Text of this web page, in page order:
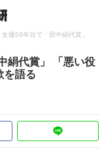
優56年目で「田中絹代賞」
絹代賞」 「悪い役
を語る